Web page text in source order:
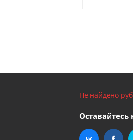
Не найдено
Оставайтесь